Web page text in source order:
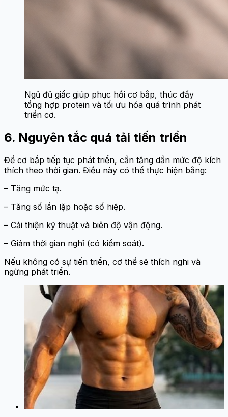
Ngủ đủ giấc giúp phục hồi cơ bắp, thúc đẩy
tổng hợp protein và tối ưu hóa quá trình phát
triển cơ.
6. Nguyên tắc quá tải tiến triển
Để cơ bắp tiếp tục phát triển, cần tăng dần mức độ kích
thích theo thời gian. Điều này có thể thực hiện bằng:
– Tăng mức tạ.
– Tăng số lần lặp hoặc số hiệp.
– Cải thiện kỹ thuật và biên độ vận động.
– Giảm thời gian nghỉ (có kiểm soát).
Nếu không có sự tiến triển, cơ thể sẽ thích nghi và
ngừng phát triển.